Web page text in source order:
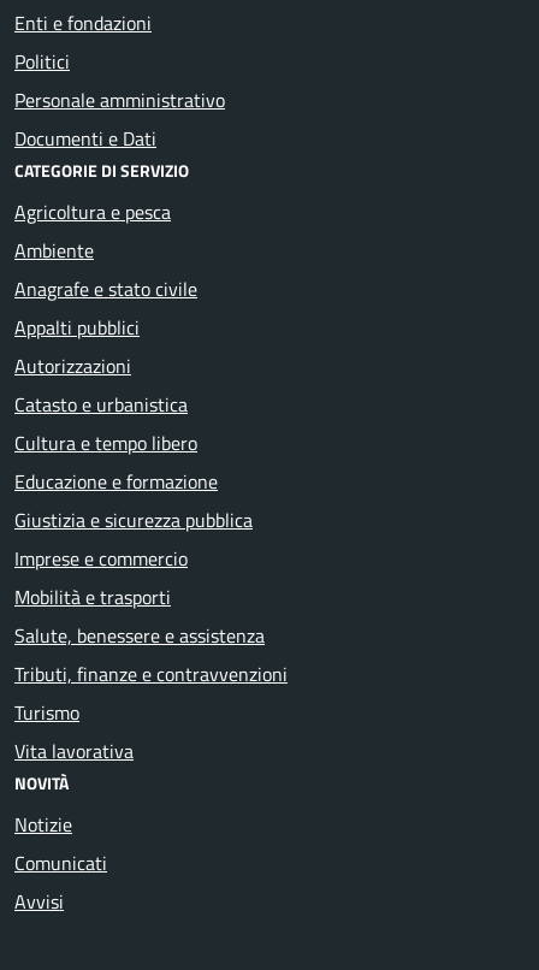
Enti e fondazioni
Politici
Personale amministrativo
Documenti e Dati
CATEGORIE DI SERVIZIO
Agricoltura e pesca
Ambiente
Anagrafe e stato civile
Appalti pubblici
Autorizzazioni
Catasto e urbanistica
Cultura e tempo libero
Educazione e formazione
Giustizia e sicurezza pubblica
Imprese e commercio
Mobilità e trasporti
Salute, benessere e assistenza
Tributi, finanze e contravvenzioni
Turismo
Vita lavorativa
NOVITÀ
Notizie
Comunicati
Avvisi